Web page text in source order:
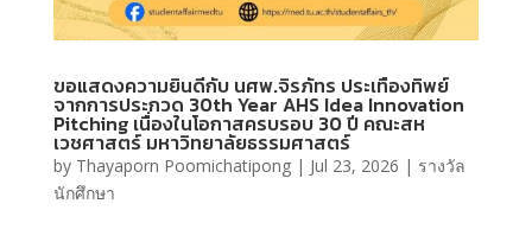
ขอแสดงความยินดีกับ นศพ.จิรภัทร ประเทืองทิพย์
จากการประกวด 30th Year AHS Idea Innovation
Pitching เนื่องในโอกาสครบรอบ 30 ปี คณะสห
เวชศาสตร์ มหาวิทยาลัยธรรมศาสตร์
by Thayaporn Poomichatipong| Jul 23, 2026 | รางวัล
นักศึกษา